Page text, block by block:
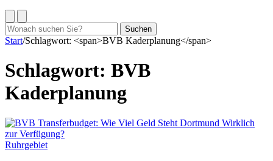
Suchen
nach:
Suchen
Start/Schlagwort: <span>BVB Kaderplanung</span>
Schlagwort: BVB
Kaderplanung
Ruhrgebiet